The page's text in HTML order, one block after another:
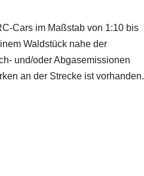
Cars im Maßstab von 1:10 bis
Waldstück nahe der
und/oder Abgasemissionen
an der Strecke ist vorhanden.